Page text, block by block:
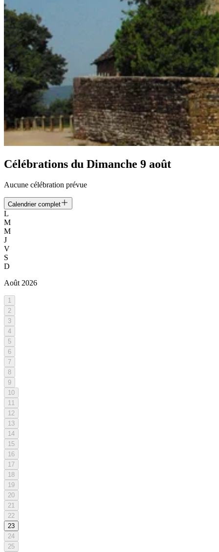
Célébrations du Dimanche 9 août
Aucune célébration prévue
Calendrier complet
L
M
M
J
V
S
D
Août 2026
1
2
3
4
5
6
7
8
9
10
11
12
13
14
15
16
17
18
19
20
21
22
23
24
25